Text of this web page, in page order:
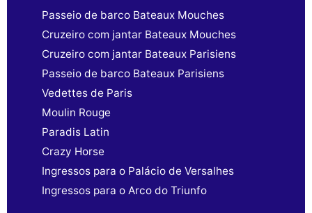
Passeio de barco Bateaux Mouches
Cruzeiro com jantar Bateaux Mouches
Cruzeiro com jantar Bateaux Parisiens
Passeio de barco Bateaux Parisiens
Vedettes de Paris
Moulin Rouge
Paradis Latin
Crazy Horse
Ingressos para o Palácio de Versalhes
Ingressos para o Arco do Triunfo